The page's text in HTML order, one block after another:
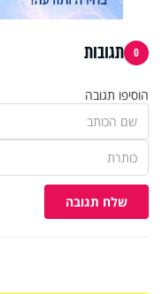
0 תגובות
הוסיפו תגובה
שלח תגובה